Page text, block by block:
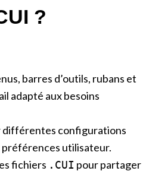
?
barres d’outils, rubans et
adapté aux besoins
différentes configurations
préférences utilisateur.
fichiers .CUI pour partager